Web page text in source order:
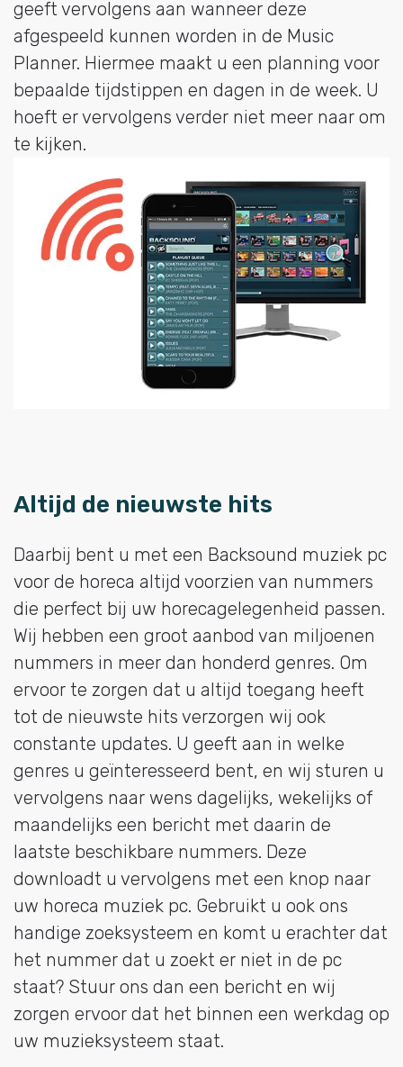
geeft vervolgens aan wanneer deze
afgespeeld kunnen worden in de Music
Planner. Hiermee maakt u een planning voor
bepaalde tijdstippen en dagen in de week. U
hoeft er vervolgens verder niet meer naar om
te kijken.
Altijd de nieuwste hits
Daarbij bent u met een Backsound muziek pc
voor de horeca altijd voorzien van nummers
die perfect bij uw horecagelegenheid passen.
Wij hebben een groot aanbod van miljoenen
nummers in meer dan honderd genres. Om
ervoor te zorgen dat u altijd toegang heeft
tot de nieuwste hits verzorgen wij ook
constante updates. U geeft aan in welke
genres u geïnteresseerd bent, en wij sturen u
vervolgens naar wens dagelijks, wekelijks of
maandelijks een bericht met daarin de
laatste beschikbare nummers. Deze
downloadt u vervolgens met een knop naar
uw horeca muziek pc. Gebruikt u ook ons
handige zoeksysteem en komt u erachter dat
het nummer dat u zoekt er niet in de pc
staat? Stuur ons dan een bericht en wij
zorgen ervoor dat het binnen een werkdag op
uw muzieksysteem staat.